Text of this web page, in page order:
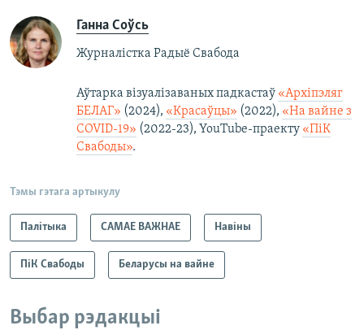
Ганна Соўсь
Журналістка Радыё Свабода
Аўтарка візуалізаваных падкастаў «Архіпэляг
БЕЛАГ» (2024), «Красаўцы» (2022), «На вайне з
COVID-19» (2022-23), YouTube-праекту «ПіК
Свабоды».
Тэмы гэтага артыкулу
Палітыка САМАЕ ВАЖНАЕ Навіны
ПіК Свабоды Беларусы на вайне
Выбар рэдакцыі